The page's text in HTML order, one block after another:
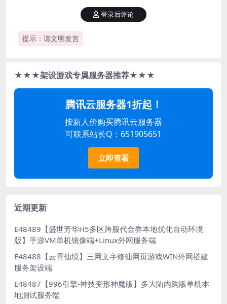
提示：请文明发言
登录后评论
★★★架设游戏专属服务器推荐★★★
腾讯云服务器1折起！
按新人价购买腾讯云服务器
可联系站长Q：651905651
立即查看
近期更新
E48489【盛世芳华H5多区跨服代金券本地优化自动环境
版】手游VM单机镜像端+Linux外网服务端
E48488【云霄仙境】三网文字修仙网页游戏WIN外网搭建
服务架设端
E48487【996引擎-神技变形神魔版】多大陆内购版单机本
地测试服务端